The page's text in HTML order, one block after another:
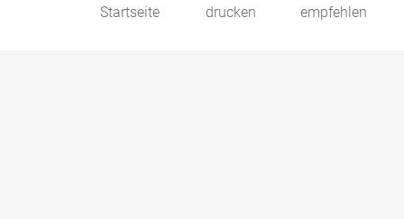
Startseite
drucken
empfehlen